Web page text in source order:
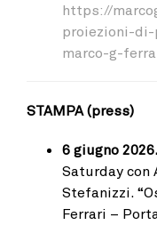
https://
proiezioni-
marco-g-
STAMPA (press)
6 giugno 2026.
Saturday con
Stefanizzi.
Ferrari –